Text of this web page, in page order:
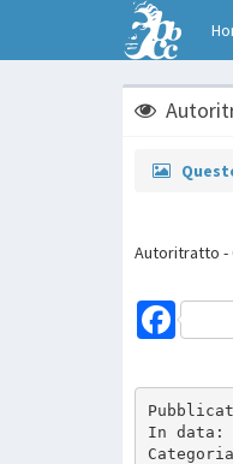
Autoritratto -
In data: